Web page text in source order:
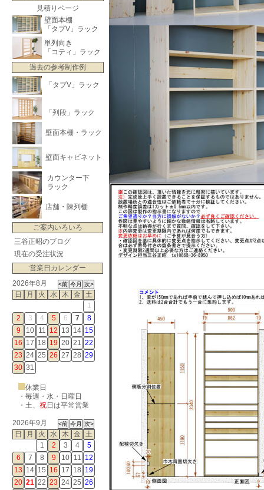
見積りページ
壁面本棚
「タブV」ラック
単列向き
「コティ」ラック
過去の参考制作例
「タブV」ラック
「列段」ラック
壁面本棚・ラック
壁面キャビネット
カウンター下
ラック
店舗・陳列棚
ご案内いろいろ
三谷正昭のブログ
現在の受注状況
営業日カレンダー
2026年8月
日
月 火 水 木 金
土
1
2
3 4 5 6 7
8
9
10 11 12 13 14 15
16 17 18 19 20 21 22
23 24 25 26 27 28 29
30 31
休業日
・毎週・水・日曜日
・ 土、 祝日は平常営業
2026年9月
日
月 火 水 木 金
土
1
2 3 4
5
6
7 8 9 10 11 12
13 14 15 16 17 18 19
20 21 22 23 24 25 26